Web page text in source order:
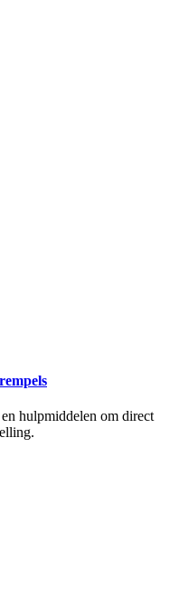
hulpmiddelen om direct